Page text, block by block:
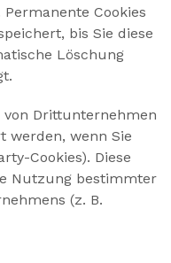
Cookies
bis Sie diese
Löschung
von Drittunternehmen
werden, wenn Sie
Cookies). Diese
Nutzung bestimmter
(z. B.